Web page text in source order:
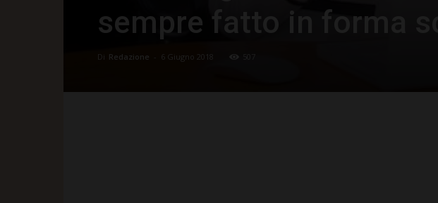
sempre fatto in forma
Di Redazione 6 Giugno 2018